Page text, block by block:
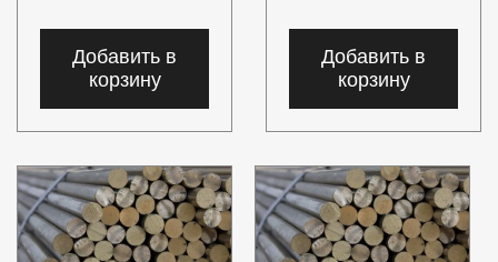
Добавить в
корзину
Добавить в
корзину